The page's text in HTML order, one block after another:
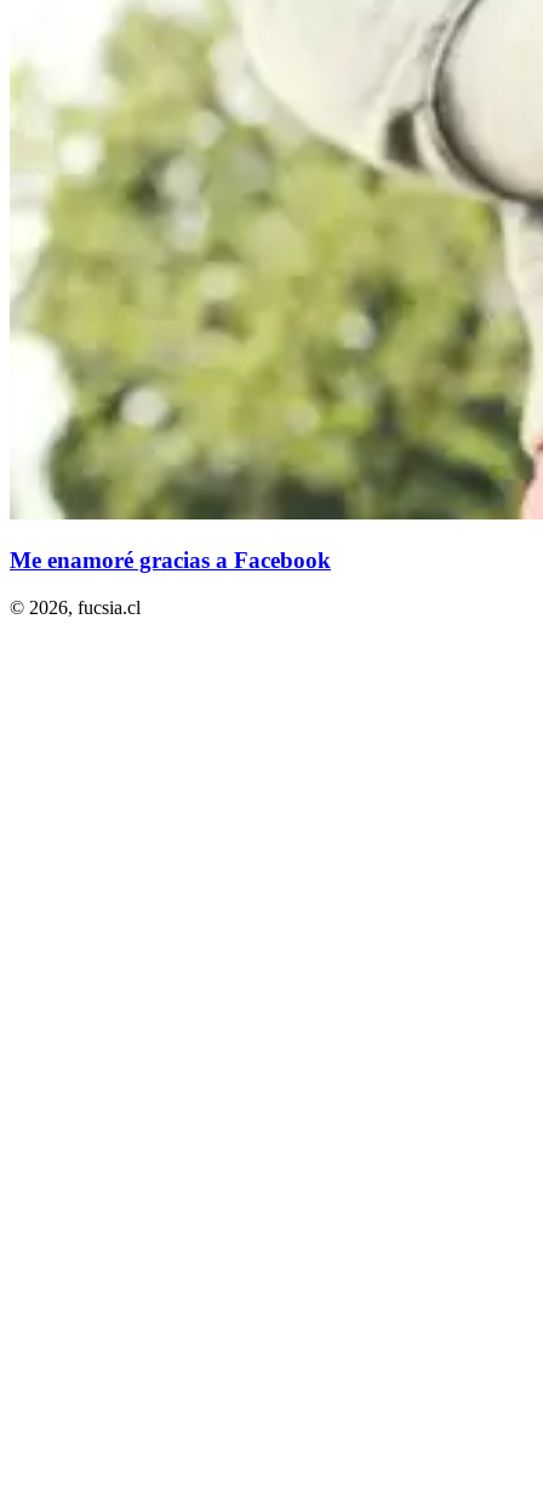
Me enamoré gracias a Facebook
© 2026, fucsia.cl